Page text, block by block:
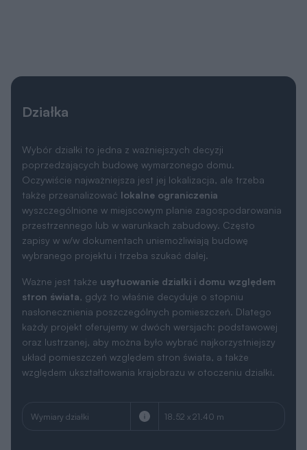
Działka
Wybór działki to jedna z ważniejszych decyzji
poprzedzających budowę wymarzonego domu.
Oczywiście najważniejsza jest jej lokalizacja, ale trzeba
także przeanalizować lokalne ograniczenia
wyszczególnione w miejscowym planie zagospodarowania
przestrzennego lub w warunkach zabudowy. Często
zapisy w w/w dokumentach uniemożliwiają budowę
wybranego projektu i trzeba szukać dalej.
Ważne jest także usytuowanie działki i domu względem
stron świata, gdyż to właśnie decyduje o stopniu
nasłonecznienia poszczególnych pomieszczeń. Dlatego
każdy projekt oferujemy w dwóch wersjach: podstawowej
oraz lustrzanej, aby można było wybrać najkorzystniejszy
układ pomieszczeń względem stron świata, a także
względem ukształtowania krajobrazu w otoczeniu działki.
Wymiary działki 18.52 x 21.40 m